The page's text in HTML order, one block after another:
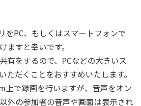
PC、もしくはスマートフォンで
ますと幸いです。
有をするので、PCなどの大きいス
ただくことをおすすめいたします。
で録画を行いますが、音声をオン
外の参加者の音声や画面は表示され